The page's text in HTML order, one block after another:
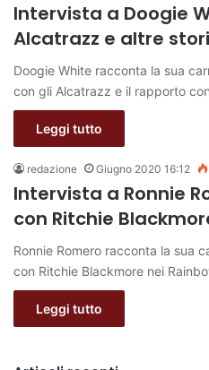
Intervista a Doogie
Alcatrazz e altre
Doogie White racconta la sua
con gli Alcatrazz e il rapporto
Leggi tutto
redazione Giugno 2020 16:12
Intervista a Ronnie
con Ritchie
Ronnie Romero racconta la sua
con Ritchie Blackmore nei
Leggi tutto